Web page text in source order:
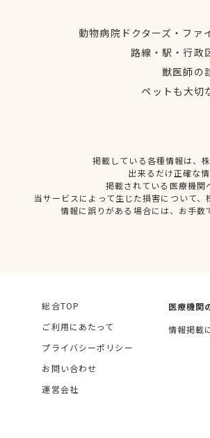
動物病院ドクターズ・フ
路線・駅・行政
獣医師の
ペットも大切
掲載している各種情報は、
出来るだけ正確な
掲載されている医療機
当サービスによって生じた損害について
情報に誤りがある場合には、お手
総合TOP
ご利用にあたって
プライバシーポリシー
お問い合わせ
運営会社
医療機関
情報掲載